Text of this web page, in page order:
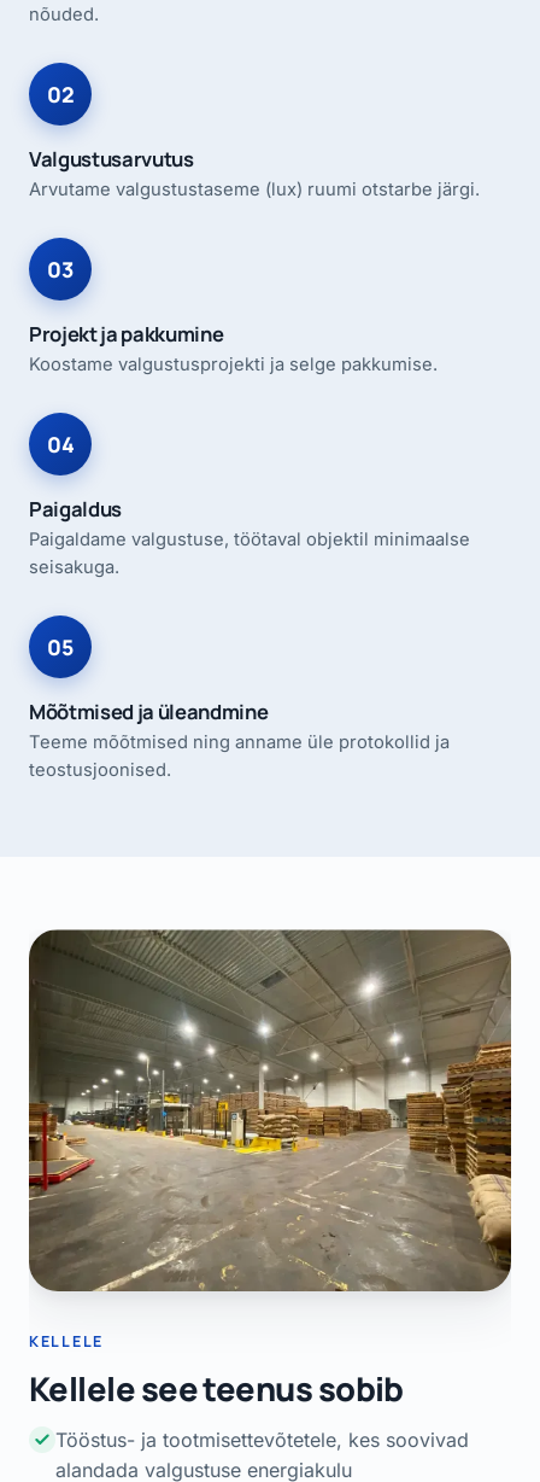
nõuded.
Valgustusarvutus
Arvutame valgustustaseme (lux) ruumi otstarbe järgi.
Projekt ja pakkumine
Koostame valgustusprojekti ja selge pakkumise.
Paigaldus
Paigaldame valgustuse, töötaval objektil minimaalse
seisakuga.
Mõõtmised ja üleandmine
Teeme mõõtmised ning anname üle protokollid ja
teostusjoonised.
KELLELE
Kellele see teenus sobib
Tööstus- ja tootmisettevõtetele, kes soovivad
alandada valgustuse energiakulu